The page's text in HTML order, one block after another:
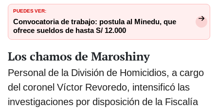
PUEDES VER:
Convocatoria de trabajo: postula al Minedu, que
ofrece sueldos de hasta S/ 12.000
Los chamos de Maroshiny
Personal de la División de Homicidios, a cargo
del coronel Víctor Revoredo, intensificó las
investigaciones por disposición de la Fiscalía